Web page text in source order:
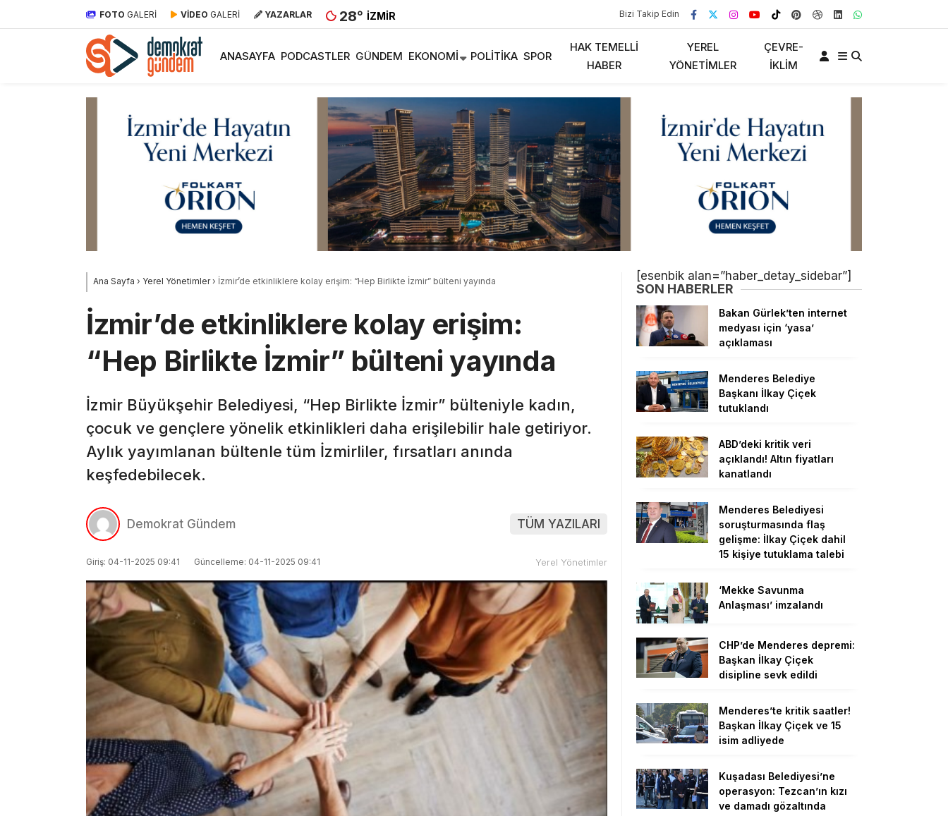
FOTO GALERİ VİDEO GALERİ YAZARLAR 28° İZMIR Bizi Takip Edin
ANASAYFA PODCASTLER GÜNDEM EKONOMI POLITIKA SPOR
HAK TEMELLI
HABER
YEREL
YÖNETIMLER
ÇEVRE-
İKLIM
Ana Sayfa › Yerel Yönetimler› İzmir’de etkinliklere kolay erişim: “Hep Birlikte İzmir” bülteni yayında
İzmir’de etkinliklere kolay erişim:
“Hep Birlikte İzmir” bülteni yayında
İzmir Büyükşehir Belediyesi, “Hep Birlikte İzmir” bülteniyle kadın,
çocuk ve gençlere yönelik etkinlikleri daha erişilebilir hale getiriyor.
Aylık yayımlanan bültenle tüm İzmirliler, fırsatları anında
keşfedebilecek.
Demokrat Gündem TÜM YAZILARI
Giriş: 04-11-2025 09:41 Güncelleme: 04-11-2025 09:41 Yerel Yönetimler
[esenbik alan=”haber_detay_sidebar”]
SON HABERLER
Bakan Gürlek’ten internet
medyası için ‘yasa’
açıklaması
Menderes Belediye
Başkanı İlkay Çiçek
tutuklandı
ABD’deki kritik veri
açıklandı! Altın fiyatları
kanatlandı
Menderes Belediyesi
soruşturmasında flaş
gelişme: İlkay Çiçek dahil
15 kişiye tutuklama talebi
‘Mekke Savunma
Anlaşması’ imzalandı
CHP’de Menderes depremi:
Başkan İlkay Çiçek
disipline sevk edildi
Menderes’te kritik saatler!
Başkan İlkay Çiçek ve 15
isim adliyede
Kuşadası Belediyesi’ne
operasyon: Tezcan’ın kızı
ve damadı gözaltında